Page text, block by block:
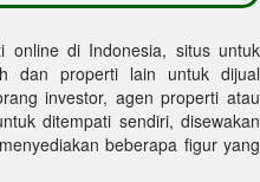
online di Indonesia, situs untuk
dan properti lain untuk dijual
investor, agen properti atau
ditempati sendiri, disewakan
menyediakan beberapa figur yang